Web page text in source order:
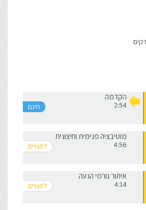
הקדמה
2:54
מוטיבציה פנימית וחיצונית
4:56
איתור גורמי הנעה
4:14